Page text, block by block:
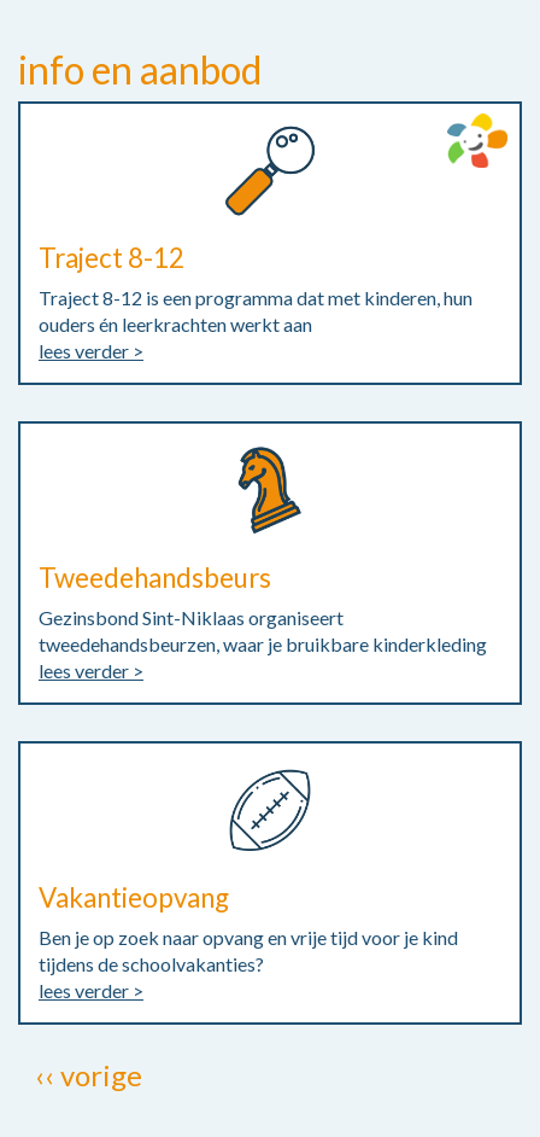
info en aanbod
Traject 8-12
Traject 8-12 is een programma dat met kinderen, hun
ouders én leerkrachten werkt aan
lees verder >
Tweedehandsbeurs
Gezinsbond Sint-Niklaas organiseert
tweedehandsbeurzen, waar je bruikbare kinderkleding
lees verder >
Vakantieopvang
Ben je op zoek naar opvang en vrije tijd voor je kind
tijdens de schoolvakanties?
lees verder >
Vorige
‹‹ vorige